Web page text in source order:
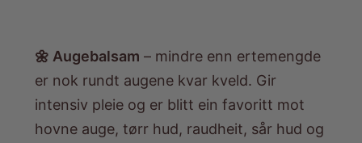
🌼 Augebalsam – mindre enn ertemengde
er nok rundt augene kvar kveld. Gir
intensiv pleie og er blitt ein favoritt mot
hovne auge, tørr hud, raudheit, sår hud og